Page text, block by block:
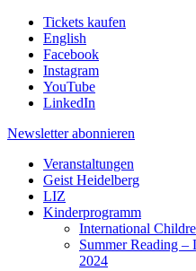
Tickets kaufen
English
Facebook
Instagram
YouTube
LinkedIn
Newsletter abonnieren
Veranstaltungen
Geist Heidelberg
LIZ
Kinderprogramm
International
Summer Reading
2024